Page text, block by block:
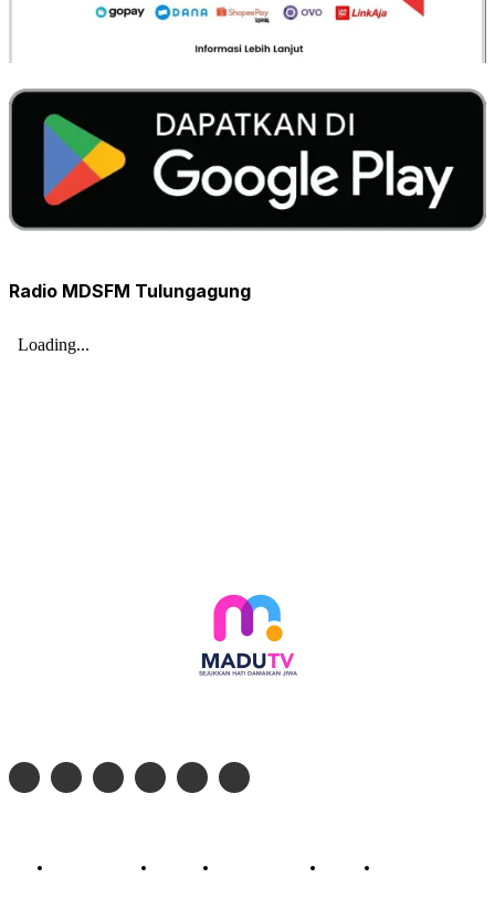
Radio MDSFM Tulungagung
Profil Madu TV Redaksi Pedoman Siber Kontak